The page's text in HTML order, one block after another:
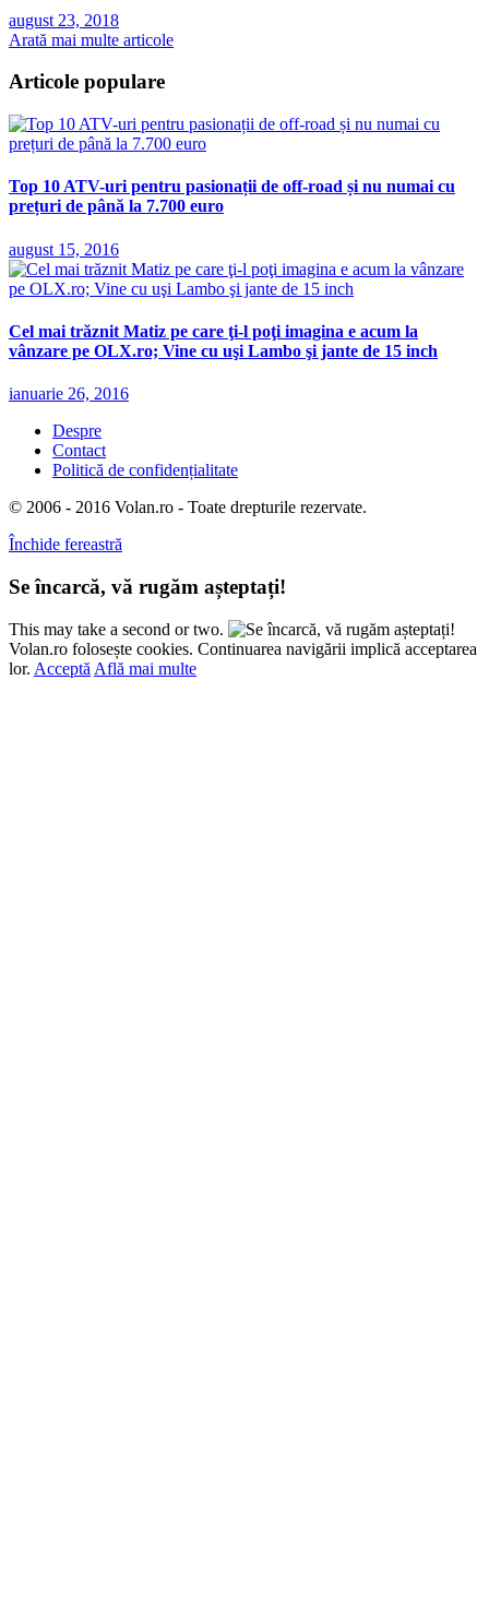
august 23, 2018
Arată mai multe articole
Articole populare
Top 10 ATV-uri pentru pasionații de off-road și nu numai cu
prețuri de până la 7.700 euro
august 15, 2016
Cel mai trăznit Matiz pe care ţi-l poţi imagina e acum la
vânzare pe OLX.ro; Vine cu uşi Lambo şi jante de 15 inch
ianuarie 26, 2016
Despre
Contact
Politică de confidențialitate
© 2006 - 2016 Volan.ro - Toate drepturile rezervate.
Închide fereastră
Se încarcă, vă rugăm așteptați!
This may take a second or two.
Volan.ro folosește cookies. Continuarea navigării implică acceptarea
lor. Acceptă Află mai multe